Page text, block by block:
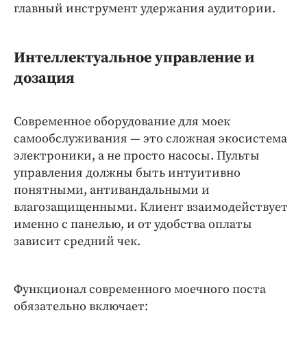
главный инструмент удержания аудитории.
Интеллектуальное управление и
дозация
Современное оборудование для моек
самообслуживания — это сложная экосистема
электроники, а не просто насосы. Пульты
управления должны быть интуитивно
понятными, антивандальными и
влагозащищенными. Клиент взаимодействует
именно с панелью, и от удобства оплаты
зависит средний чек.
Функционал современного моечного поста
обязательно включает: